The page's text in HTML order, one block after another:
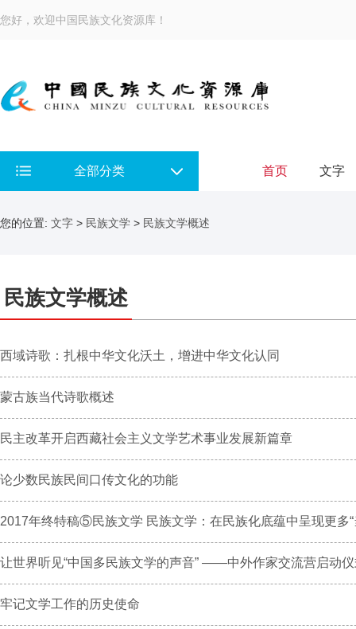
您好，欢迎中国民族文化资源库！
全部分类 首页 文字
您的位置: 文字 > 民族文学 > 民族文学概述
民族文学概述
西域诗歌：扎根中华文化沃土，增进中华文化认同
蒙古族当代诗歌概述
民主改革开启西藏社会主义文学艺术事业发展新篇章
论少数民族民间口传文化的功能
2017年终特稿⑤民族文学 民族文学：在民族化底蕴中呈现更多“
让世界听见“中国多民族文学的声音” ——中外作家交流营启动仪
牢记文学工作的历史使命